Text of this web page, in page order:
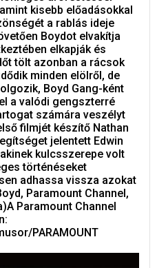
kisebb előadásokkal
a rablás ideje
Boydot elvakítja
elkapják és
tölt azonban a rácsok
minden elölről, de
Boyd Gang-ként
a valódi gengszterré
számára veszélyt
filmjét készítő Nathan
jelentett Edwin
kulcsszerepe volt
történéseket
adhassa vissza azokat
Paramount Channel,
Paramount Channel
PARAMOUNT